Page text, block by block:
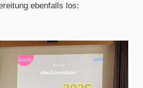
ebenfalls los: